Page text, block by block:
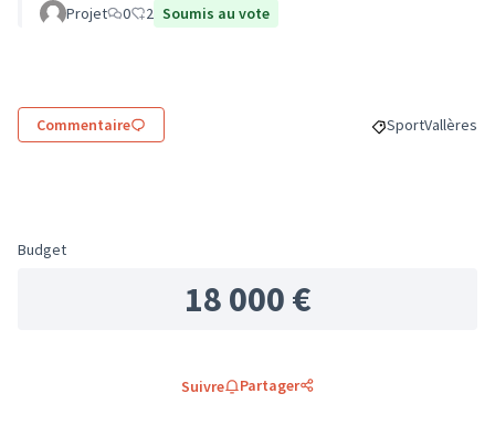
Projet 0 2 Soumis au vote
Commentaire Filtrer les
SportFiltrer les
Vallères
Budget
18 000 €
Suivre Partager